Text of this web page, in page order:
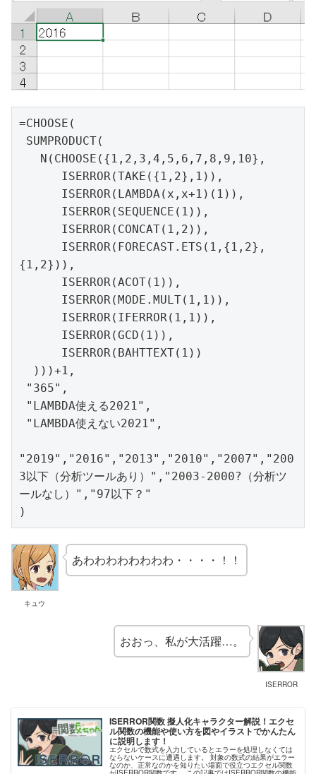
=CHOOSE(
{1,2})),
"2019","2016","2013","2010","2007","200
3以下（分析ツールあり）","2003-2000?（分析ツ
ールなし）","97以下？"
キュウ
あわわわわわわわわ・・・・！！
ISERROR
おおっ、私が大活躍…。
ISERROR関数 擬人化キャラクター解説！エクセ
ル関数の機能や使い方を図やイラストでかんたん
に説明します！
エクセルで数式を入力しているとエラーを処理しなくては
ならないケースに遭遇します。 対象の数式の結果がエラー
なのか、正常なのかを知りたい場面で役立つエクセル関数